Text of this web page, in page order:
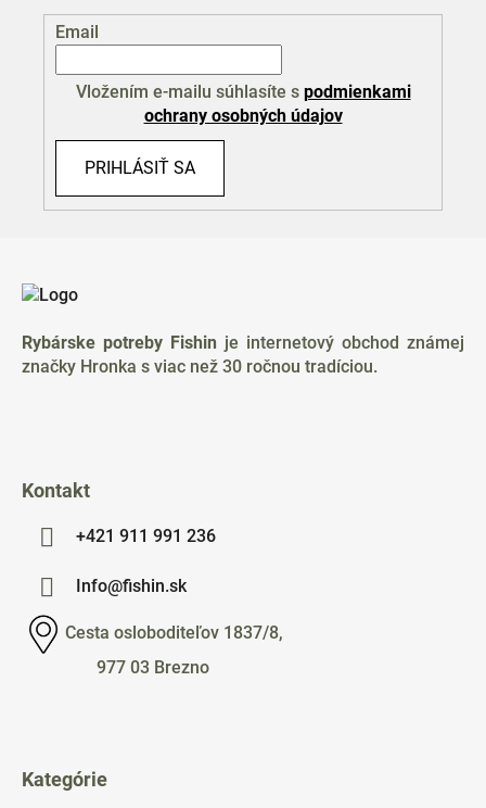
Email
Vložením e-mailu súhlasíte s podmienkami
ochrany osobných údajov
PRIHLÁSIŤ SA
Rybárske potreby Fishin je internetový obchod známej
značky Hronka s viac než 30 ročnou tradíciou.
Kontakt
+421 911 991 236
Info@fishin.sk
Cesta osloboditeľov 1837/8,
977 03 Brezno
Kategórie